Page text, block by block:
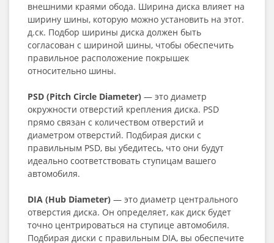
внешними краями обода. Ширина диска влияет на
ширину шины, которую можно установить на этот.
д.ск. Подбор ширины диска должен быть
согласован с шириной шины, чтобы обеспечить
правильное расположение покрышек
относительно шины.
PSD (Pitch Circle Diameter) — это диаметр
окружности отверстий крепления диска. PSD
прямо связан с количеством отверстий и
диаметром отверстий. Подбирая диски с
правильным PSD, вы убедитесь, что они будут
идеально соответствовать ступицам вашего
автомобиля.
DIA (Hub Diameter) — это диаметр центрального
отверстия диска. Он определяет, как диск будет
точно центрироваться на ступице автомобиля.
Подбирая диски с правильным DIA, вы обеспечите